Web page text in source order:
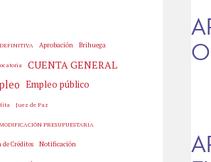
Aprobación Brihuega
CUENTA GENERAL
Empleo público
Juez de Paz
PRESUPUESTARIA
Créditos Notificación